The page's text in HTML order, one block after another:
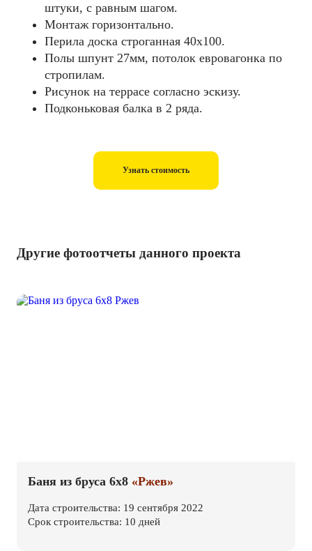
штуки, с равным шагом.
Монтаж горизонтально.
Перила доска строганная 40х100.
Полы шпунт 27мм, потолок евровагонка по
стропилам.
Рисунок на террасе согласно эскизу.
Подконьковая балка в 2 ряда.
Узнать стоимость
Другие фотоотчеты данного проекта
Баня из бруса 6х8 «Ржев»
Дата строительства: 19 сентября 2022
Срок строительства: 10 дней